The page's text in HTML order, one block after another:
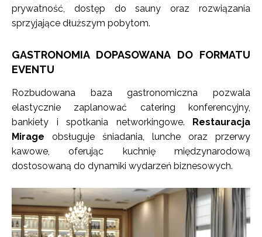
prywatność, dostęp do sauny oraz rozwiązania
sprzyjające dłuższym pobytom.
GASTRONOMIA DOPASOWANA DO FORMATU
EVENTU
Rozbudowana baza gastronomiczna pozwala
elastycznie zaplanować catering konferencyjny,
bankiety i spotkania networkingowe. Restauracja
Mirage obsługuje śniadania, lunche oraz przerwy
kawowe, oferując kuchnię międzynarodową
dostosowaną do dynamiki wydarzeń biznesowych.